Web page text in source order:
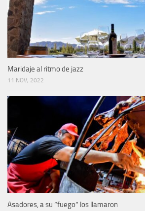
Maridaje al ritmo de jazz
11 NOV, 2022
Asadores, a su “fuego” los llamaron